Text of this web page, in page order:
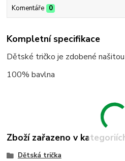
Komentáře 0
Kompletní specifikace
Dětské tričko je zdobené
100% bavlna
Zboží zařazeno v
Dětská trička